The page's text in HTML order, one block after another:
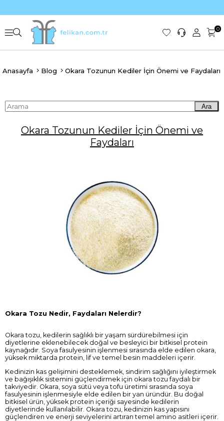
0
Anasayfa Blog Okara Tozunun Kediler İçin Önemi ve Faydaları
Ara
Okara Tozunun Kediler İçin Önemi ve
Faydaları
Okara Tozu Nedir, Faydaları Nelerdir?
Okara tozu, kedilerin sağlıklı bir yaşam sürdürebilmesi için
diyetlerine eklenebilecek doğal ve besleyici bir bitkisel protein
kaynağıdır. Soya fasulyesinin işlenmesi sırasında elde edilen okara,
yüksek miktarda protein, lif ve temel besin maddeleri içerir.
Kedinizin kas gelişimini desteklemek, sindirim sağlığını iyileştirmek
ve bağışıklık sistemini güçlendirmek için okara tozu faydalı bir
takviyedir. Okara, soya sütü veya tofu üretimi sırasında soya
fasulyesinin işlenmesiyle elde edilen bir yan üründür. Bu doğal
bitkisel ürün, yüksek protein içeriği sayesinde kedilerin
diyetlerinde kullanılabilir. Okara tozu, kedinizin kas yapısını
güçlendiren ve enerji seviyelerini artıran temel amino asitleri içerir.